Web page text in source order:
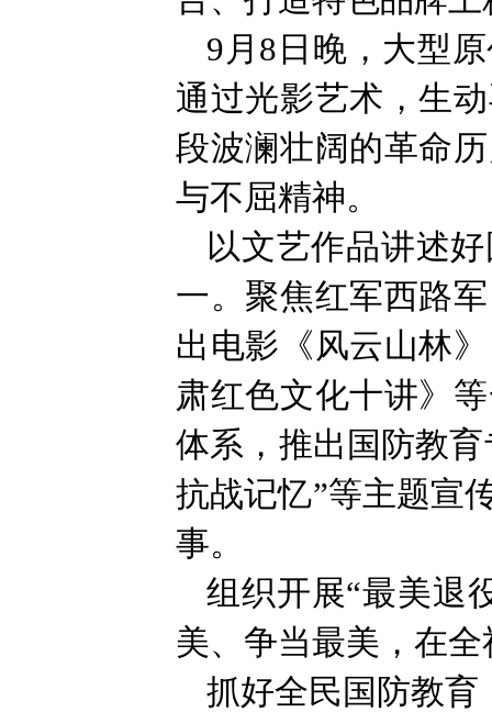
9月8日晚，大型
通过光影艺术，生
段波澜壮阔的革命
与不屈精神。
以文艺作品讲述
一。聚焦红军西路
出电影《风云山林
肃红色文化十讲》
体系，推出国防教
抗战记忆”等主题宣
事。
组织开展“最美退
美、争当最美，在
抓好全民国防教育